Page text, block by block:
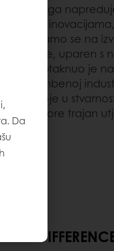
kolega
s
fokusiramo se na
saradnje, uparen s
potaknuo je
prehrambenoj
ideje u
da stvore trajan
THE
Da